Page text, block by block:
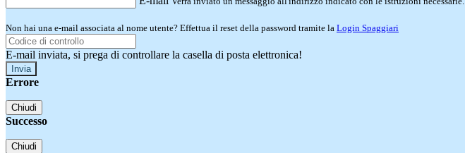
Non hai una e-mail associata al nome utente? Effettua il reset della password tramite la Login Spaggiari
E-mail inviata, si prega di controllare la casella di posta elettronica!
Errore
Chiudi
Successo
Chiudi